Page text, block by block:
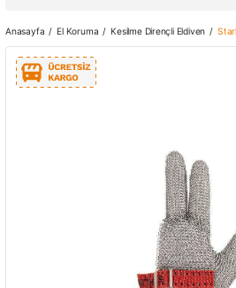
Anasayfa El Koruma Kesilme Dirençli Eldiven